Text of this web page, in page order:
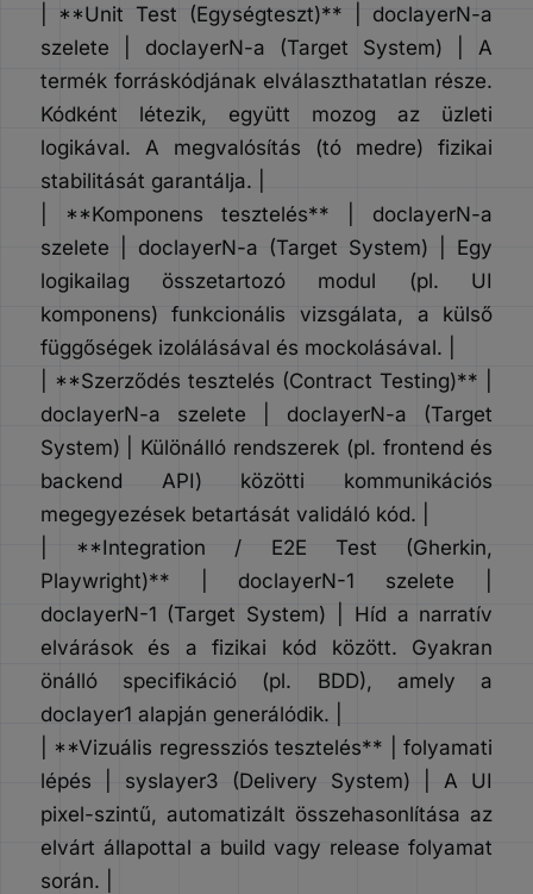
| **Unit Test (Egységteszt)** | doclayerN-a
szelete | doclayerN-a (Target System) | A
termék forráskódjának elválaszthatatlan része.
Kódként létezik, együtt mozog az üzleti
logikával. A megvalósítás (tó medre) fizikai
stabilitását garantálja. |
| **Komponens tesztelés** | doclayerN-a
szelete | doclayerN-a (Target System) | Egy
logikailag összetartozó modul (pl. UI
komponens) funkcionális vizsgálata, a külső
függőségek izolálásával és mockolásával. |
| **Szerződés tesztelés (Contract Testing)** |
doclayerN-a szelete | doclayerN-a (Target
System) | Különálló rendszerek (pl. frontend és
backend API) közötti kommunikációs
megegyezések betartását validáló kód. |
| **Integration / E2E Test (Gherkin,
Playwright)** | doclayerN-1 szelete |
doclayerN-1 (Target System) | Híd a narratív
elvárások és a fizikai kód között. Gyakran
önálló specifikáció (pl. BDD), amely a
doclayer1 alapján generálódik. |
| **Vizuális regressziós tesztelés** | folyamati
lépés | syslayer3 (Delivery System) | A UI
pixel-szintű, automatizált összehasonlítása az
elvárt állapottal a build vagy release folyamat
során. |